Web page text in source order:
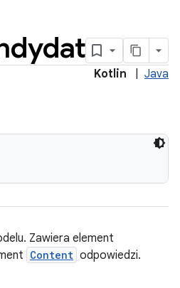
Kotlin Java
Zawiera element
Content odpowiedzi.